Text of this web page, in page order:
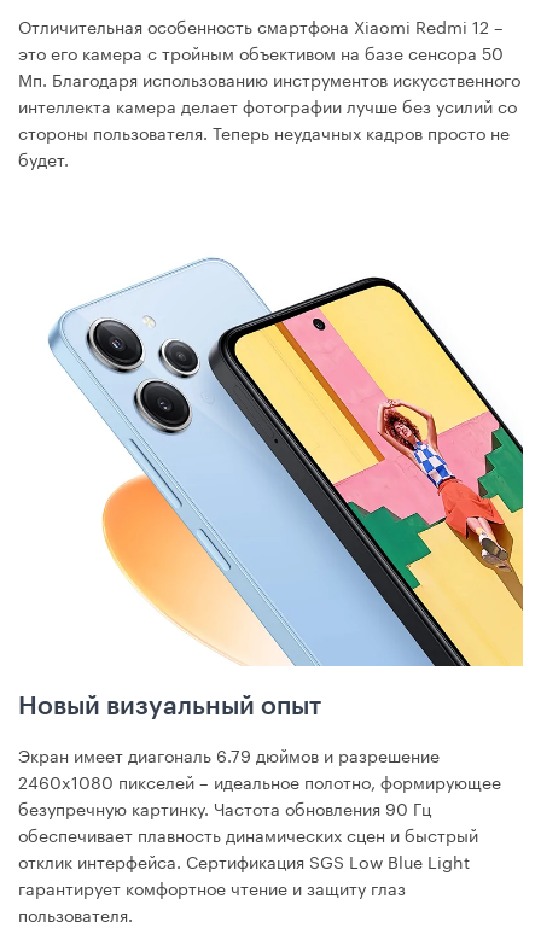
Отличительная особенность смартфона Xiaomi Redmi 12 –
это его камера с тройным объективом на базе сенсора 50
Мп. Благодаря использованию инструментов искусственного
интеллекта камера делает фотографии лучше без усилий со
стороны пользователя. Теперь неудачных кадров просто не
будет.
Новый визуальный опыт
Экран имеет диагональ 6.79 дюймов и разрешение
2460x1080 пикселей – идеальное полотно, формирующее
безупречную картинку. Частота обновления 90 Гц
обеспечивает плавность динамических сцен и быстрый
отклик интерфейса. Сертификация SGS Low Blue Light
гарантирует комфортное чтение и защиту глаз
пользователя.